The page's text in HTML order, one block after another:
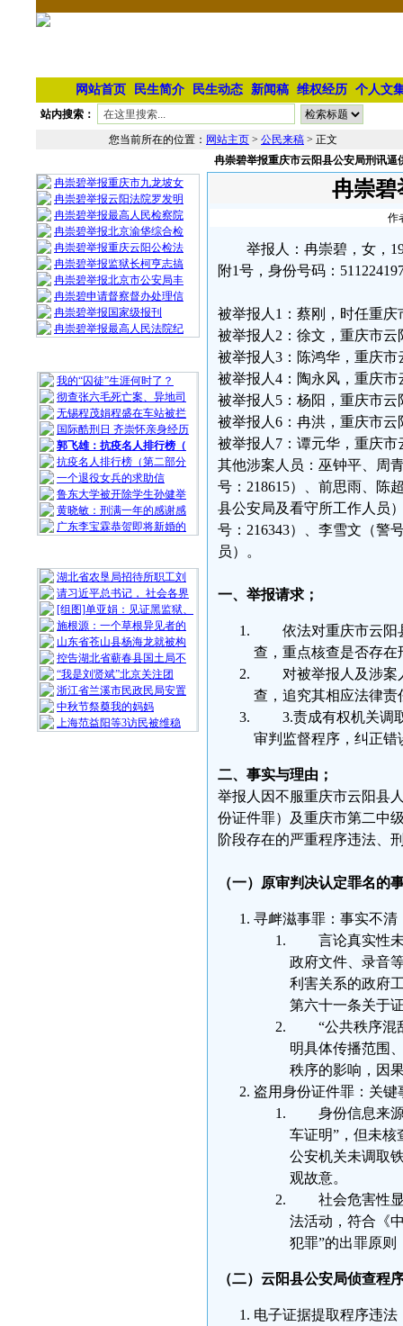
网站首页 民生简介 民生动态 新闻稿 维权经历 个人文
站内搜索：
您当前所在的位置： 网站主页 > 公民来稿 > 正文
冉崇碧举报重庆市九龙坡女
冉崇碧举报云阳法院罗发明
冉崇碧举报最高人民检察院
冉崇碧举报北京渝垡综合检
冉崇碧举报重庆云阳公检法
冉崇碧举报监狱长柯亨志搞
冉崇碧举报北京市公安局丰
冉崇碧申请督察督办处理信
冉崇碧举报国家级报刊
冉崇碧举报最高人民法院纪
我的“囚徒”生涯何时了？
彻查张六毛死亡案、异地司
无锡程茂娟程盛在车站被拦
国际酷刑日 齐崇怀亲身经历
郭飞雄：抗疫名人排行榜（
抗疫名人排行榜（第二部分
一个退役女兵的求助信
鲁东大学被开除学生孙健举
黄晓敏：刑满一年的感谢感
广东李宝霖恭贺即将新婚的
湖北省农垦局招待所职工刘
请习近平总书记， 社会各界
[组图]单亚娟：见证黑监狱、
施根源：一个草根异见者的
山东省苍山县杨海龙就被构
控告湖北省蕲春县国土局不
“我是刘贤斌”北京关注团
浙江省兰溪市民政民局安置
中秋节祭奠我的妈妈
上海范益阳等3访民被维稳
冉崇碧举报重庆市云阳县公安局刑讯逼
冉崇碧
作
举报人：冉崇碧，女，
附1号，身份号码：
被举报人1：蔡刚，时任重庆
被举报人2：徐文，重庆市云
被举报人3：陈鸿华，重庆
被举报人4：陶永风，重庆市
被举报人5：杨阳，重庆市
被举报人6：冉洪，重庆市
被举报人7：谭元华，重庆市
其他涉案人员：巫钟平、周
号：218615）、前思雨、陈
县公安局及看守所工作人员
号：216343）、李雪文（警
员）。
一、举报请求；
依法对重庆市云阳
查，重点核查是否存
对被举报人及涉
查，追究其相应法律责
3.责成有权机关调
审判监督程序，纠正错
二、事实与理由；
举报人因不服重庆市云阳县
份证件罪）及重庆市第二中
阶段存在的严重程序违法、
（一）原审判决认定罪名的
寻衅滋事罪：事实不清
言论真实性
政府文件、录音
利害关系的政府
第六十一条关于
“公共秩序混
明具体传播范围
秩序的影响，因
盗用身份证件罪：关
身份信息来
车证明”，但未核
公安机关未调取
观故意。
社会危害性
法活动，符合《
犯罪”的出罪原则
（二）云阳县公安局侦查程
电子证据提取程序违